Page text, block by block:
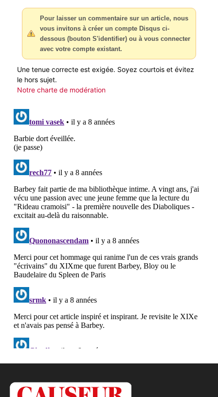
Pour laisser un commentaire sur un article, nous
vous invitons à créer un compte Disqus ci-
dessous (bouton S'identifier) ou à vous connecter
avec votre compte existant.
Une tenue correcte est exigée. Soyez courtois et évitez
le hors sujet.
Notre charte de modération